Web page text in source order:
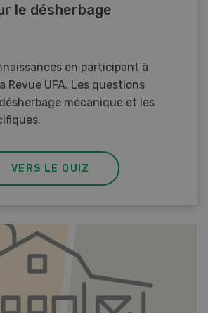
le désherbage
en participant à
Revue UFA. Les questions
mécanique et les
VERS LE QUIZ